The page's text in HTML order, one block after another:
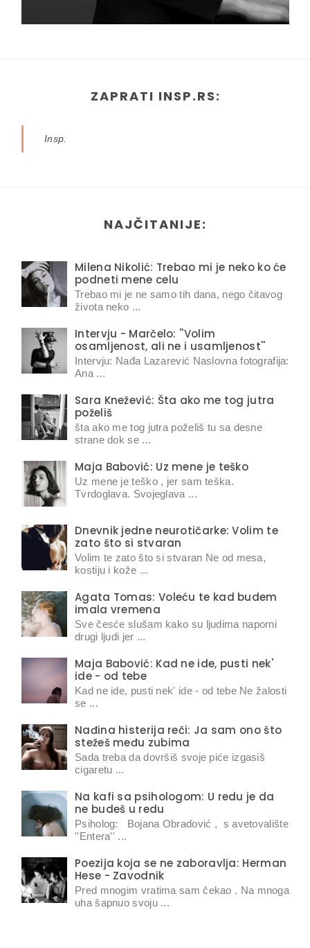
ZAPRATI INSP.RS:
Insp.
NAJČITANIJE:
Milena Nikolić: Trebao mi je neko ko će
podneti mene celu
Trebao mi je ne samo tih dana, nego čitavog
života neko ...
Intervju - Marčelo: ''Volim
osamljenost, ali ne i usamljenost''
Intervju: Nađa Lazarević Naslovna fotografija:
Ana ...
Sara Knežević: Šta ako me tog jutra
poželiš
šta ako me tog jutra poželiš tu sa desne
strane dok se ...
Maja Babović: Uz mene je teško
Uz mene je teško , jer sam teška.
Tvrdoglava. Svojeglava ...
Dnevnik jedne neurotičarke: Volim te
zato što si stvaran
Volim te zato što si stvaran Ne od mesa,
kostiju i kože ...
Agata Tomas: Voleću te kad budem
imala vremena
Sve česće slušam kako su ljudima naporni
drugi ljudi jer ...
Maja Babović: Kad ne ide, pusti nek'
ide - od tebe
Kad ne ide, pusti nek' ide - od tebe Ne žalosti
se ...
Nađina histerija reči: Ja sam ono što
stežeš među zubima
Sada treba da dovršiš svoje piće izgasiš
cigaretu ...
Na kafi sa psihologom: U redu je da
ne budeš u redu
Psiholog: Bojana Obradović , s avetovalište
''Entera'' ...
Poezija koja se ne zaboravlja: Herman
Hese - Zavodnik
Pred mnogim vratima sam čekao . Na mnoga
uha šapnuo svoju ...